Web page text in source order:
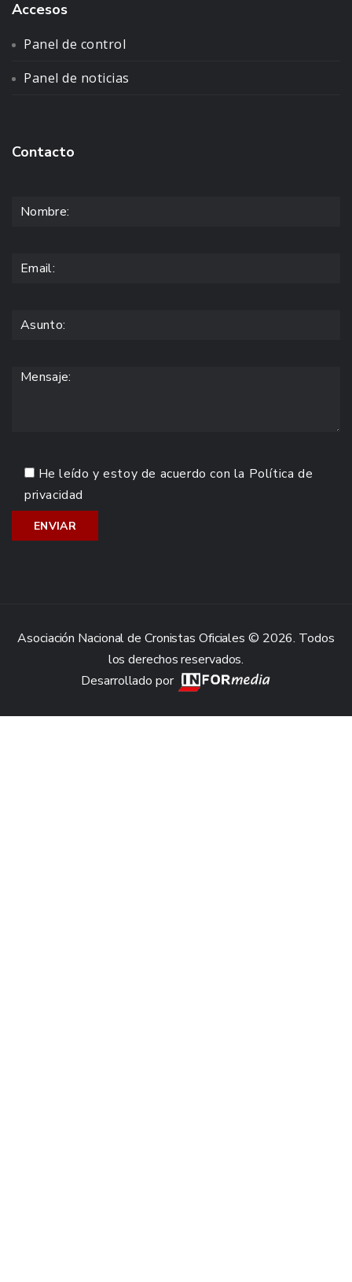
Accesos
Panel de control
Panel de noticias
Contacto
He leído y estoy de acuerdo con la Política de
privacidad
Asociación Nacional de Cronistas Oficiales © 2026. Todos
los derechos reservados.
Desarrollado por